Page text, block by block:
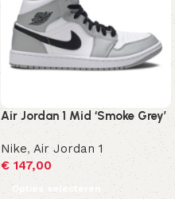
Air Jordan 1 Mid ‘Smoke Grey’
Nike,Air Jordan 1
€147,00
Opties selecteren